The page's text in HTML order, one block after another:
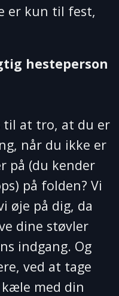
er kun til fest,
hesteperson
til at tro, at du er
når du ikke er
på (du kender
på folden? Vi
øje på dig, da
dine støvler
indgang. Og
ved at tage
med din